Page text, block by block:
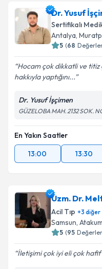
için bir takvim
bilgilendireceğiz.
E-posta Adresiniz
Kişisel
Metni'ni
kapsamda
Dr. Yusuf
Sertifikalı
Antalya,
5 (68
Hocam çok dikkatli ve titiz
hakkıyla yaptığını...
Dr. Yusuf İşçimen
GÜZELOBA MAH. 2132 SOK.
En Yakın Saatler
13:00
13:30
Uzm. Dr.
Acil Tıp +3 diğer
Samsun, Atakum
5 (95
İletişimi çok iyi eli çok